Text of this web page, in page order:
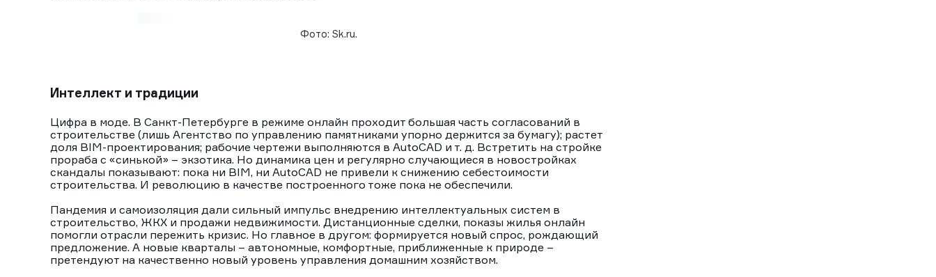
Фото: Sk.ru.
Интеллект и традиции
Цифра в моде. В Санкт-Петербурге в режиме онлайн проходит большая часть согласований в
строительстве (лишь Агентство по управлению памятниками упорно держится за бумагу); растет
доля BIM-проектирования; рабочие чертежи выполняются в AutoCAD и т. д. Встретить на стройке
прораба с «синькой» – экзотика. Но динамика цен и регулярно случающиеся в новостройках
скандалы показывают: пока ни BIM, ни AutoCAD не привели к снижению себестоимости
строительства. И революцию в качестве построенного тоже пока не обеспечили.
Пандемия и самоизоляция дали сильный импульс внедрению интеллектуальных систем в
строительство, ЖКХ и продажи недвижимости. Дистанционные сделки, показы жилья онлайн
помогли отрасли пережить кризис. Но главное в другом: формируется новый спрос, рождающий
предложение. А новые кварталы – автономные, комфортные, приближенные к природе –
претендуют на качественно новый уровень управления домашним хозяйством.